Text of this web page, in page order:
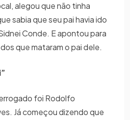
alegou que não tinha
sabia que seu pai havia ido
Conde. E apontou para
que mataram o pai dele.
foi Rodolfo
Já começou dizendo que